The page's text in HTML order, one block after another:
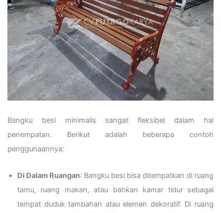
Bangku besi minimalis sangat fleksibel dalam hal
penempatan. Berikut adalah beberapa contoh
penggunaannya:
Di Dalam Ruangan: Bangku besi bisa ditempatkan di ruang
tamu, ruang makan, atau bahkan kamar tidur sebagai
tempat duduk tambahan atau elemen dekoratif. Di ruang